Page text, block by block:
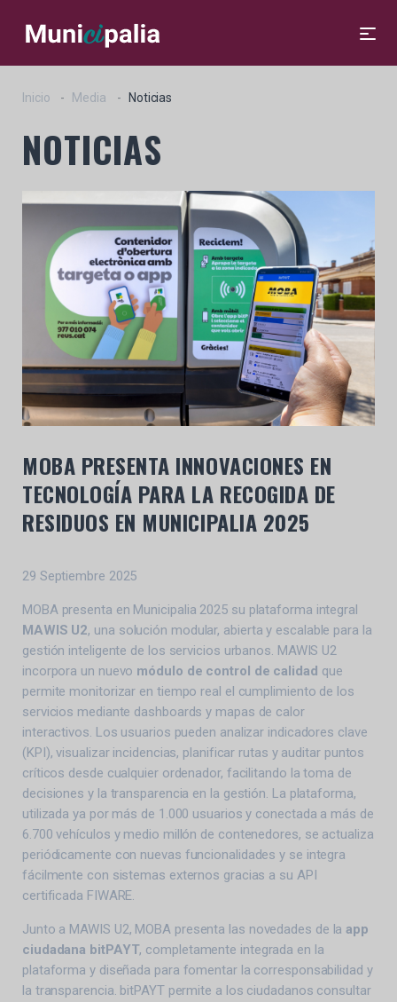
Inicio Media Noticias
NOTICIAS
MOBA PRESENTA INNOVACIONES EN
TECNOLOGÍA PARA LA RECOGIDA DE
RESIDUOS EN MUNICIPALIA 2025
29 Septiembre 2025
MOBA presenta en Municipalia 2025 su plataforma integral
MAWIS U2, una solución modular, abierta y escalable para la
gestión inteligente de los servicios urbanos. MAWIS U2
incorpora un nuevo módulo de control de calidad que
permite monitorizar en tiempo real el cumplimiento de los
servicios mediante dashboards y mapas de calor
interactivos. Los usuarios pueden analizar indicadores clave
(KPI), visualizar incidencias, planificar rutas y auditar puntos
críticos desde cualquier ordenador, facilitando la toma de
decisiones y la transparencia en la gestión. La plataforma,
utilizada ya por más de 1.000 usuarios y conectada a más de
6.700 vehículos y medio millón de contenedores, se actualiza
periódicamente con nuevas funcionalidades y se integra
fácilmente con sistemas externos gracias a su API
certificada FIWARE.
Junto a MAWIS U2, MOBA presenta las novedades de laapp
ciudadana bitPAYT, completamente integrada en la
plataforma y diseñada para fomentar la corresponsabilidad y
la transparencia. bitPAYT permite a los ciudadanos consultar